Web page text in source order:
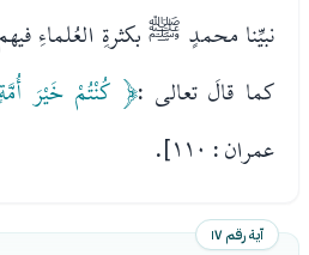
نبيِّنا محمدٍ ﷺ بكثرةِ العُلماءِ
كما قالَ تعالى :﴿ كُنْتُمْ خَيْرَ
عمران : ١١٠].
آية رقم ١٧